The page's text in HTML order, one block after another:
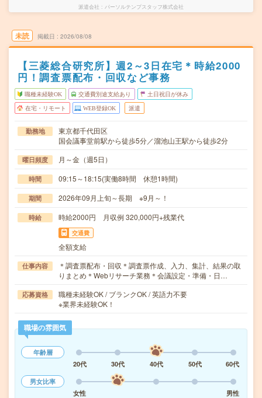
派遣会社 パーソルテンプスタッフ株式会社
未読 掲載日 2026/08/08
【三菱総合研究所】週2～3日在宅＊時給2000
円！調査票配布・回収など事務
職種未経験OK 交通費別途支給あり 土日祝日が休み
在宅・リモート WEB登録OK 派遣
勤務地
東京都千代田区
国会議事堂前駅から徒歩5分／溜池山王駅から徒歩2分
曜日頻度 月～金（週5日）
時間 09:15～18:15(実働8時間 休憩1時間)
期間 2026年09月上旬～長期 ※9月～！
時給 時給2000円 月収例 320,000円+残業代
交通費
全額支給
仕事内容
＊調査票配布・回収＊調査票作成、入力、集計、結果の取
りまとめ＊Webリサーチ業務＊会議設定・準備・日…
応募資格
職種未経験OK / ブランクOK / 英語力不要
※業界未経験OK！
職場の雰囲気
年齢層
20代
30代 40代 50代
60代
男女比率
女性
男性